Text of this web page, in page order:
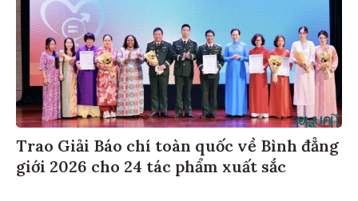
Trao Giải Báo chí toàn quốc về Bình đẳng
giới 2026 cho 24 tác phẩm xuất sắc